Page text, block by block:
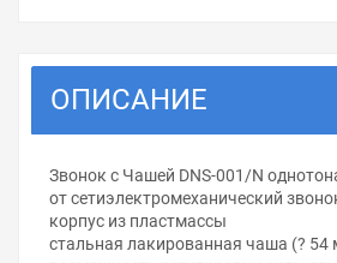
ОПИСАНИЕ
Звонок с Чашей DNS-001/N
от сетиэлектромеханический
корпус из пластмассы
стальная лакированная чаша (? 54